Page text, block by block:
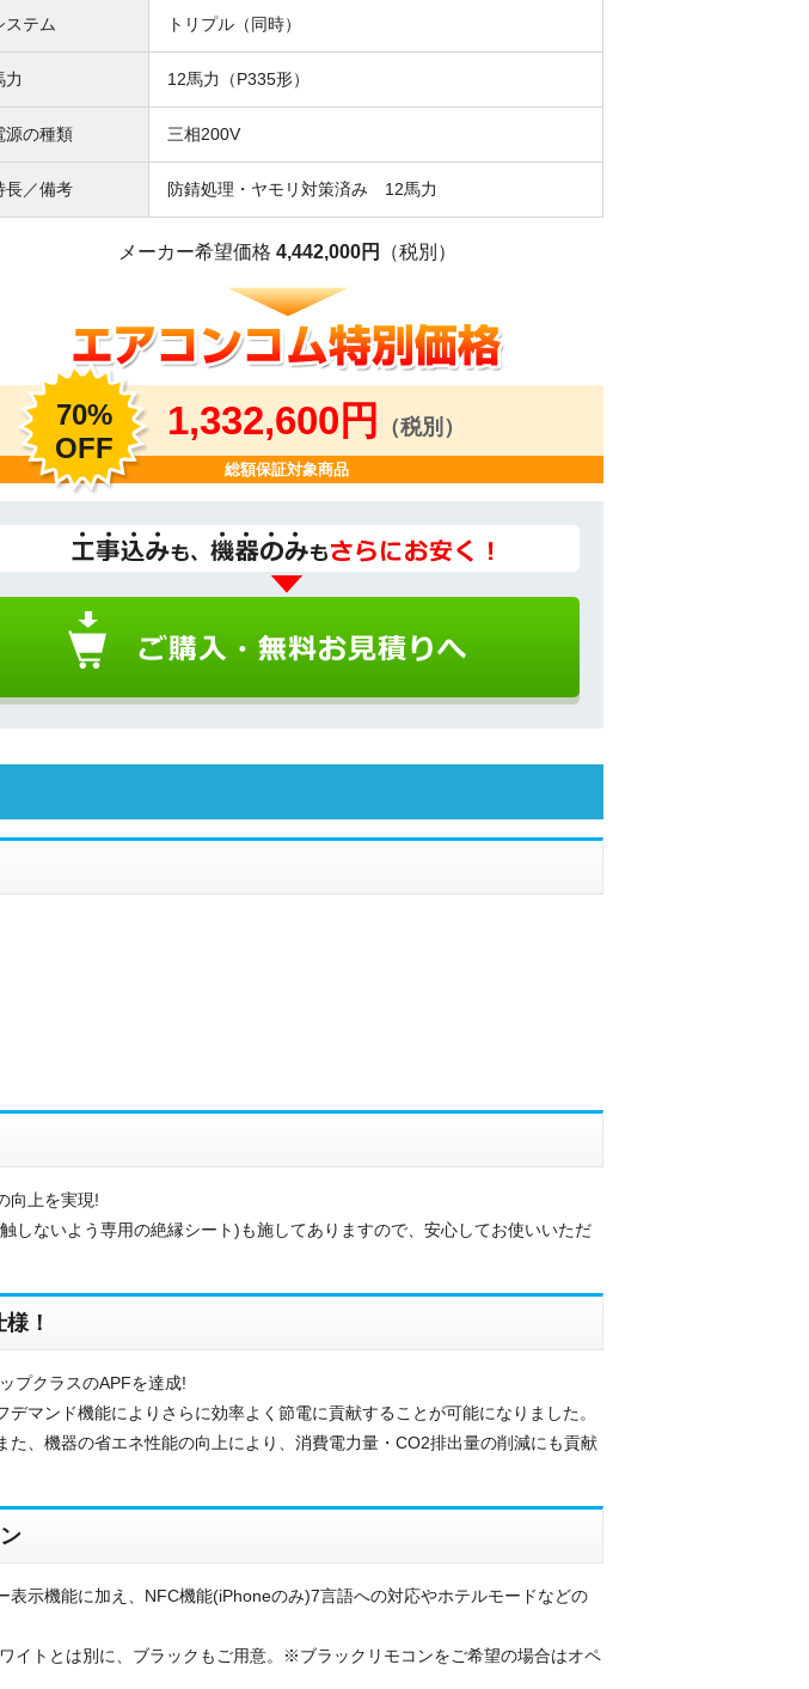
ステム トリプル（同時）
力 12馬力（P335形）
源の種類 三相200V
長／備考 防錆処理・ヤモリ対策済み 12馬力
メーカー希望価格 4,442,000円 （税別）
70%
OFF
1,332,600円 （税別）
総額保証対象商品
向上を実現!
しないよう専用の絶縁シート)も施してありますので、安心してお使いいただ
！
プクラスのAPFを達成!
マンド機能によりさらに効率よく節電に貢献することが可能になりました。
、機器の省エネ性能の向上により、消費電力量・CO2排出量の削減にも貢献
示機能に加え、NFC機能(iPhoneのみ)7言語への対応やホテルモードなどの
イトとは別に、ブラックもご用意。※ブラックリモコンをご希望の場合はオペ
工事お見積り依頼
機器お見積り依頼
ご相談